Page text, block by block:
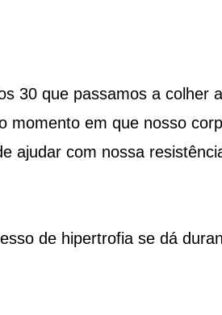
30 que passamos a colher
momento em que nosso
ajudar com nossa
de hipertrofia se dá